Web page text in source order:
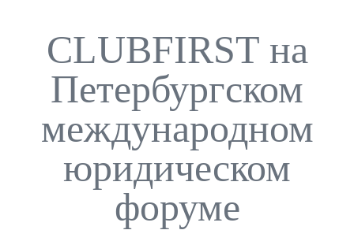
CLUBFIRST на
Петербургском
международном
юридическом
форуме